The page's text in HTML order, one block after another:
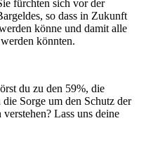
fürchten sich vor der
so dass in Zukunft
könne und damit alle
könnten.
du zu den 59%, die
Sorge um den Schutz der
Lass uns deine